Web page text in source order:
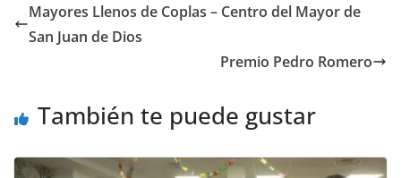
Mayores Llenos de Coplas – Centro del Mayor de
San Juan de Dios
Premio Pedro Romero
También te puede gustar